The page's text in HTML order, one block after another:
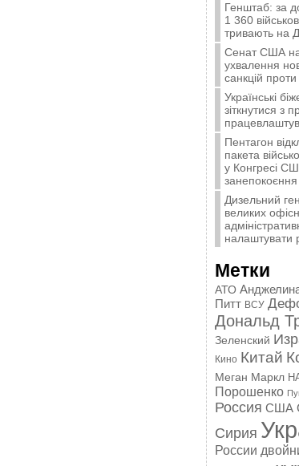
Генштаб: за
1 360
тривають на
Сенат США
ухвалення
санкцій проти
Українські
зіткнутися з
Пентагон
пакета
у Конгресі
занепокоєння
Дизельний
великих
налаштувати
Метки
АТО
Питт ВСУ
Дональд
Зеленский
Кино Китай
Меган Маркл
Порошенко
Россия США
Сирия
России